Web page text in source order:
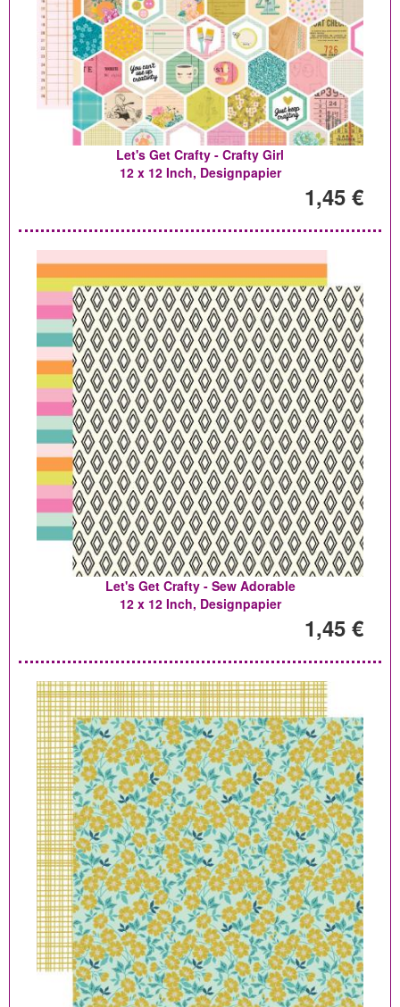
Let's Get Crafty - Crafty Girl
12 x 12 Inch, Designpapier
1,45 €
Let's Get Crafty - Sew Adorable
12 x 12 Inch, Designpapier
1,45 €